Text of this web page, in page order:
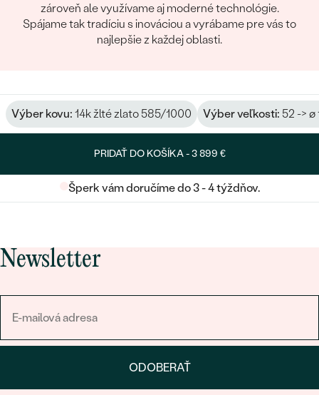
zároveň ale využívame aj moderné technológie.
Spájame tak tradíciu s inováciou a vyrábame pre vás to
najlepšie z každej oblasti.
Výber kovu: 14k žlté zlato 585/1000 Výber veľkosti: 52 -> ø
PRIDAŤ DO KOŠÍKA -3 899 €
Šperk vám doručíme do 3 - 4 týždňov.
Newsletter
ODOBERAŤ